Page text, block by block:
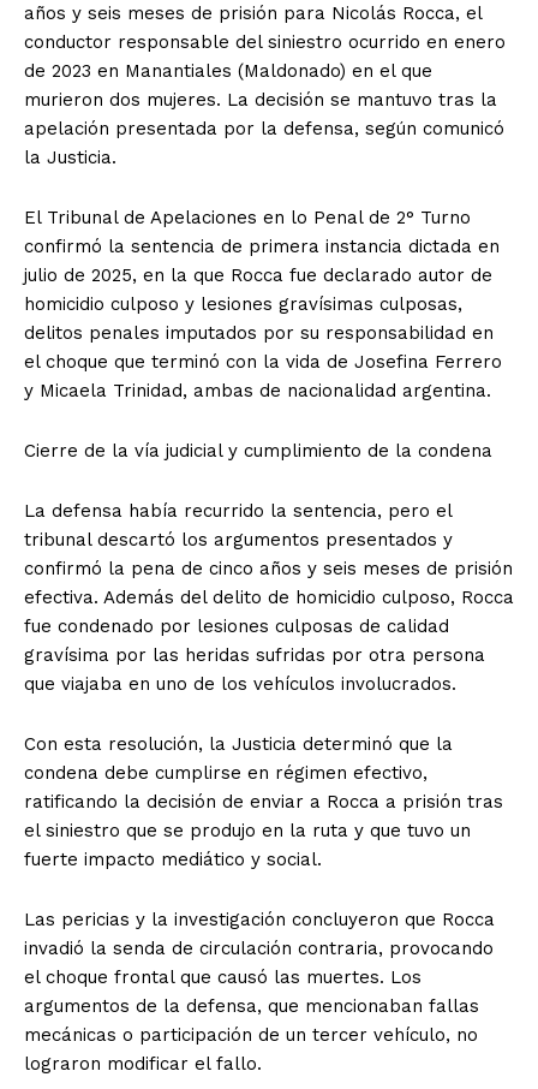
años y seis meses de prisión para Nicolás Rocca, el
conductor responsable del siniestro ocurrido en enero
de 2023 en Manantiales (Maldonado) en el que
murieron dos mujeres. La decisión se mantuvo tras la
apelación presentada por la defensa, según comunicó
la Justicia.
El Tribunal de Apelaciones en lo Penal de 2° Turno
confirmó la sentencia de primera instancia dictada en
julio de 2025, en la que Rocca fue declarado autor de
homicidio culposo y lesiones gravísimas culposas,
delitos penales imputados por su responsabilidad en
el choque que terminó con la vida de Josefina Ferrero
y Micaela Trinidad, ambas de nacionalidad argentina.
Cierre de la vía judicial y cumplimiento de la condena
La defensa había recurrido la sentencia, pero el
tribunal descartó los argumentos presentados y
confirmó la pena de cinco años y seis meses de prisión
efectiva. Además del delito de homicidio culposo, Rocca
fue condenado por lesiones culposas de calidad
gravísima por las heridas sufridas por otra persona
que viajaba en uno de los vehículos involucrados.
Con esta resolución, la Justicia determinó que la
condena debe cumplirse en régimen efectivo,
ratificando la decisión de enviar a Rocca a prisión tras
el siniestro que se produjo en la ruta y que tuvo un
fuerte impacto mediático y social.
Las pericias y la investigación concluyeron que Rocca
invadió la senda de circulación contraria, provocando
el choque frontal que causó las muertes. Los
argumentos de la defensa, que mencionaban fallas
mecánicas o participación de un tercer vehículo, no
lograron modificar el fallo.